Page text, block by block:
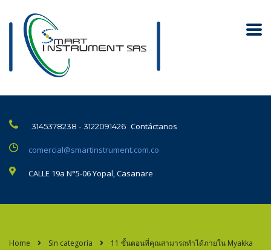
3145378238 - 3122091426 Contáctanos
comercial@smartinstrument.com.co
CALLE 19a N°5-06 Yopal, Casanare
Home Sin categoría
11 ขั้นตอนที่คุณสามารถทำได้ภายใน Myakka